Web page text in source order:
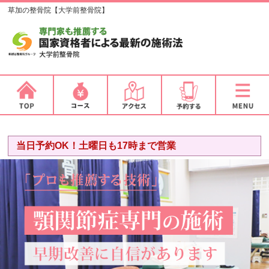
草加の整骨院【大学前整骨院】
当日予約OK！土曜日も17時まで営業